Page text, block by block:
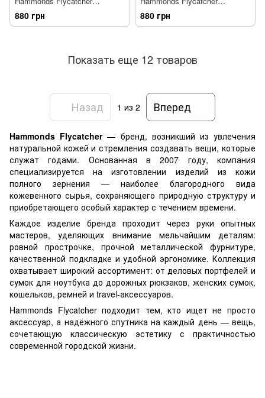
HF502LN_BR темно-
коричневый
880 грн
HF502_GRN зеленый
880 грн
Показать еще 12 товаров
Назад 1 из 2 Вперед
Hammonds Flycatcher— бренд, возникший из увлечения
натуральной кожей и стремления создавать вещи, которые
служат годами. Основанная в 2007 году, компания
специализируется на изготовлении изделий из кожи
полного зернения — наиболее благородного вида
кожевенного сырья, сохраняющего природную структуру и
приобретающего особый характер с течением времени.
Каждое изделие бренда проходит через руки опытных
мастеров, уделяющих внимание мельчайшим деталям:
ровной прострочке, прочной металлической фурнитуре,
качественной подкладке и удобной эргономике. Коллекция
охватывает широкий ассортимент: от деловых портфелей и
сумок для ноутбука до дорожных рюкзаков, женских сумок,
кошельков, ремней и travel-аксессуаров.
Hammonds Flycatcher подходит тем, кто ищет не просто
аксессуар, а надёжного спутника на каждый день — вещь,
сочетающую классическую эстетику с практичностью
современной городской жизни.